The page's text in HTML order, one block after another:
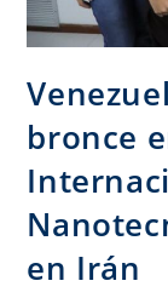
bronce
en Irán